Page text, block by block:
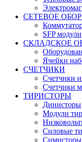
СЕТЕВОЕ
SFP модули
СКЛАДСКОЕ
Ячейки
СЧЕТЧИКИ
Счетчики
Счетчики
ТИРИСТОРЫ
Динисторы
Модули
Силовые
Симисторы